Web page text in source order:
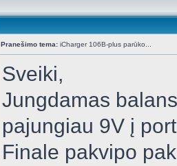
Pranešimo tema: iCharger 106B-plus parūko...
Sveiki,
Jungdamas
pajungiau 9V į
Finale pakvipo